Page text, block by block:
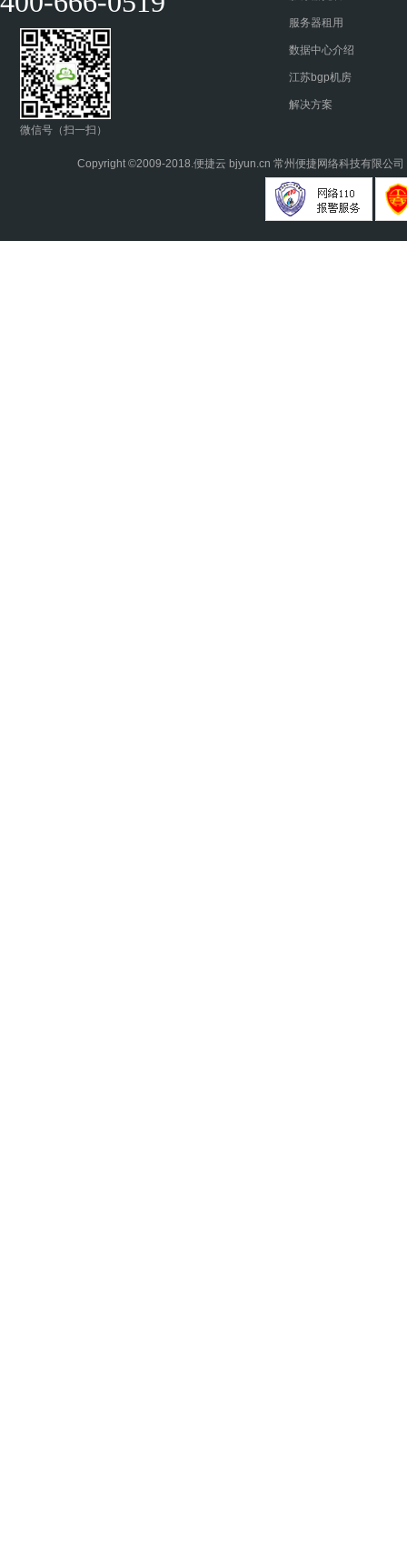
微信号（扫一扫）
服务器租用
数据中心介绍
江苏bgp机房
解决方案
Copyright ©2009-2018.便捷云 bjyun.cn 常州便捷网络科技有限公